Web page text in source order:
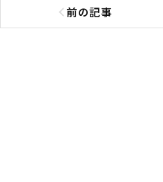
前の記事
前の記事へ